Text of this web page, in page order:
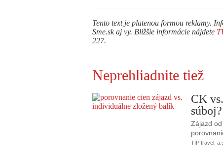
Tento text je platenou formou reklamy.
Sme.sk aj vy. Bližšie informácie nájdete
227.
Neprehliadnite tiež
CK
súboj?
Zájazd
TIP travel,